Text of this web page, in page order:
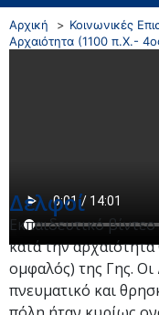
Αρχική Κοινωνικές
Αρχαιότητα (1100 π.Χ.-
Δελφοί
Εκπαιδευτικό
κατά την
ομφαλός) της Γης.
πνευματικό και